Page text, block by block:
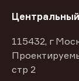
115432, г
стр 2